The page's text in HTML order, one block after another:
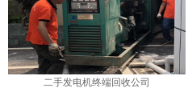
二手发电机终端回收公司